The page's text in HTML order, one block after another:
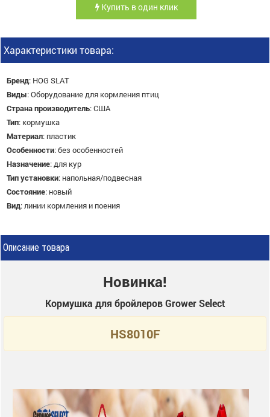
Купить в один клик
Характеристики товара:
Бренд: HOG SLAT
Виды:Оборудование для кормления птиц
Страна производитель:США
Тип: кормушка
Материал: пластик
Особенности:без особенностей
Назначение: для кур
Тип установки: напольная/подвесная
Состояние: новый
Вид: линии кормления и поения
Описание товара
Новинка!
Кормушка для бройлеров Grower Select
HS8010F